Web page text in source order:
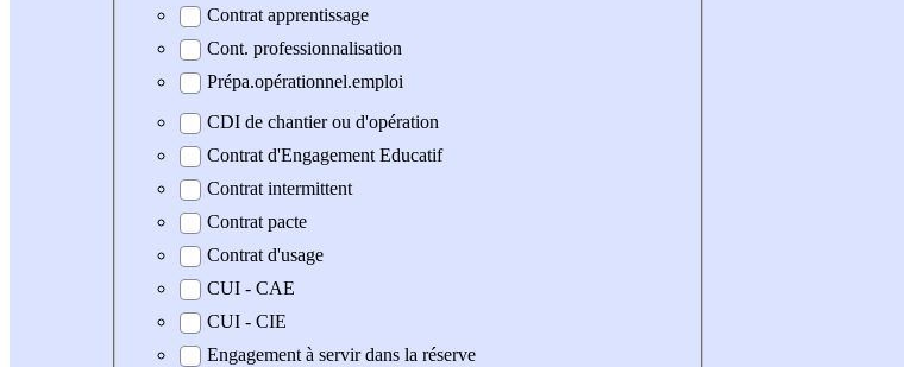
Contrat apprentissage
Cont. professionnalisation
Prépa.opérationnel.emploi
CDI de chantier ou d'opération
Contrat d'Engagement Educatif
Contrat intermittent
Contrat pacte
Contrat d'usage
CUI - CAE
CUI - CIE
Engagement à servir dans la réserve